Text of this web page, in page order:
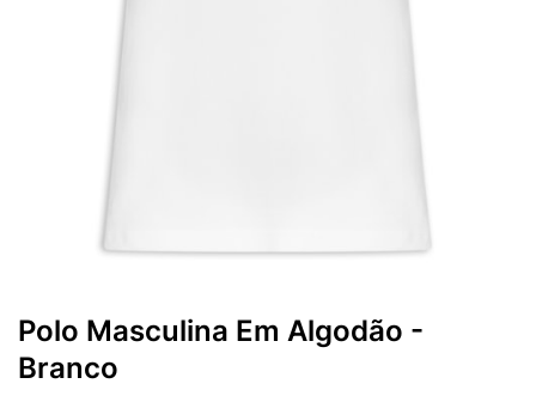
Polo Masculina Em Algodão -
Branco